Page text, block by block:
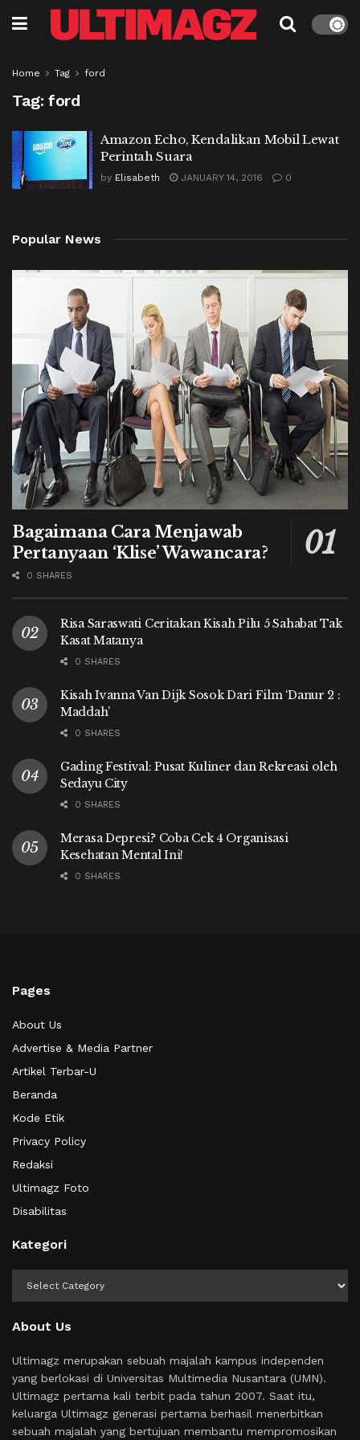
Home Tag ford
Tag: ford
Amazon Echo, Kendalikan Mobil Lewat
Perintah Suara
by Elisabeth JANUARY 14, 2016 0
Popular News
Bagaimana Cara Menjawab
Pertanyaan ‘Klise’ Wawancara?
0 SHARES
Risa Saraswati Ceritakan Kisah Pilu 5 Sahabat Tak
Kasat Matanya
0 SHARES
Kisah Ivanna Van Dijk Sosok Dari Film ‘Danur 2 :
Maddah’
0 SHARES
Gading Festival: Pusat Kuliner dan Rekreasi oleh
Sedayu City
0 SHARES
Merasa Depresi? Coba Cek 4 Organisasi
Kesehatan Mental Ini!
0 SHARES
Pages
About Us
Advertise & Media Partner
Artikel Terbar-U
Beranda
Kode Etik
Privacy Policy
Redaksi
Ultimagz Foto
Disabilitas
Kategori
About Us
Ultimagz merupakan sebuah majalah kampus independen
yang berlokasi di Universitas Multimedia Nusantara (UMN).
Ultimagz pertama kali terbit pada tahun 2007. Saat itu,
keluarga Ultimagz generasi pertama berhasil menerbitkan
sebuah majalah yang bertujuan membantu mempromosikan